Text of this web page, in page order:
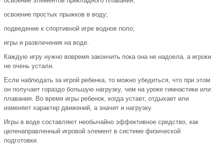
освоение простых прыжков в воду;
подведение к спортивной игре водное поло;
игры и развлечения на воде.
Каждую игру нужно вовремя закончить пока она не надоела, а игроки
не очень устали.
Если наблюдать за игрой ребенка, то можно убедиться, что при этом
он получает гораздо большую нагрузку, чем на уроке гимнастики или
плавания. Во время игры ребенок, когда устает, отдыхает или
изменяет характер движений, а значит и нагрузку.
Игры в воде составляют необычайно эффективное средство, как
целенаправленный игровой элемент в системе физической
подготовки.